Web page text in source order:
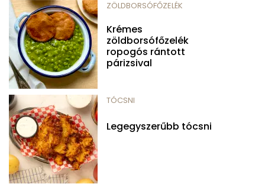
ZÖLDBORSÓFŐZELÉK
Krémes
zöldborsófőzelék
ropogós rántott
párizsival
TÓCSNI
Legegyszerűbb tócsni